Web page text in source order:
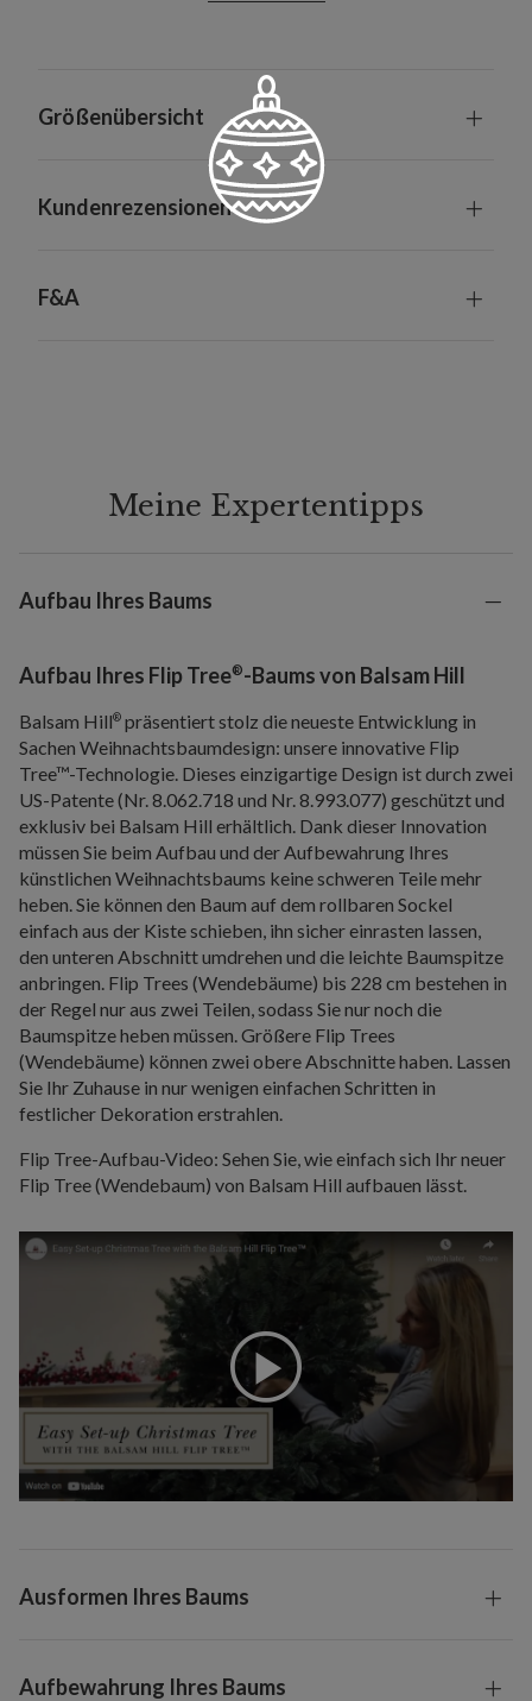
Größenübersicht
Kundenrezensionen
F&A
Meine Expertentipps
Aufbau Ihres Baums
Aufbau Ihres Flip Tree®-Baums von Balsam Hill
Balsam Hill® präsentiert stolz die neueste Entwicklung in
Sachen Weihnachtsbaumdesign: unsere innovative Flip
Tree™-Technologie. Dieses einzigartige Design ist durch zwei
US-Patente (Nr. 8.062.718 und Nr. 8.993.077) geschützt und
exklusiv bei Balsam Hill erhältlich. Dank dieser Innovation
müssen Sie beim Aufbau und der Aufbewahrung Ihres
künstlichen Weihnachtsbaums keine schweren Teile mehr
heben. Sie können den Baum auf dem rollbaren Sockel
einfach aus der Kiste schieben, ihn sicher einrasten lassen,
den unteren Abschnitt umdrehen und die leichte Baumspitze
anbringen. Flip Trees (Wendebäume) bis 228 cm bestehen in
der Regel nur aus zwei Teilen, sodass Sie nur noch die
Baumspitze heben müssen. Größere Flip Trees
(Wendebäume) können zwei obere Abschnitte haben. Lassen
Sie Ihr Zuhause in nur wenigen einfachen Schritten in
festlicher Dekoration erstrahlen.
Flip Tree-Aufbau-Video: Sehen Sie, wie einfach sich Ihr neuer
Flip Tree (Wendebaum) von Balsam Hill aufbauen lässt.
Ausformen Ihres Baums
Aufbewahrung Ihres Baums